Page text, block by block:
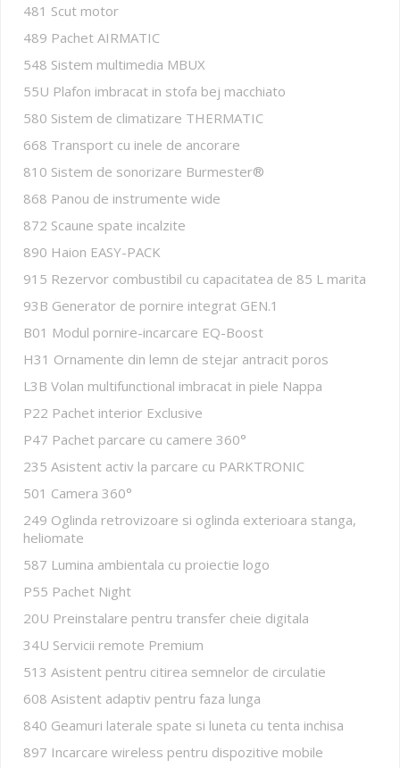
481 Scut motor
489 Pachet AIRMATIC
548 Sistem multimedia MBUX
55U Plafon imbracat in stofa bej macchiato
580 Sistem de climatizare THERMATIC
668 Transport cu inele de ancorare
810 Sistem de sonorizare Burmester®
868 Panou de instrumente wide
872 Scaune spate incalzite
890 Haion EASY-PACK
915 Rezervor combustibil cu capacitatea de 85 L marita
93B Generator de pornire integrat GEN.1
B01 Modul pornire-incarcare EQ-Boost
H31 Ornamente din lemn de stejar antracit poros
L3B Volan multifunctional imbracat in piele Nappa
P22 Pachet interior Exclusive
P47 Pachet parcare cu camere 360°
235 Asistent activ la parcare cu PARKTRONIC
501 Camera 360°
249 Oglinda retrovizoare si oglinda exterioara stanga,
heliomate
587 Lumina ambientala cu proiectie logo
P55 Pachet Night
20U Preinstalare pentru transfer cheie digitala
34U Servicii remote Premium
513 Asistent pentru citirea semnelor de circulatie
608 Asistent adaptiv pentru faza lunga
840 Geamuri laterale spate si luneta cu tenta inchisa
897 Incarcare wireless pentru dispozitive mobile